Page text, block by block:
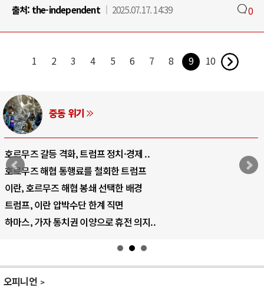
출처: the-independent 2025.07.17. 14:39 0
1 2 3 4 5 6 7 8 9 10
중동 위기
호르무즈 갈등 격화, 트럼프 정치·경제 ..
호르무즈 해협 통행료를 철회한 트럼프
이란, 호르무즈 해협 봉쇄 선택한 배경
트럼프, 이란 압박수단 한계 직면
하마스, 가자 통치권 이양으로 휴전 의지..
오피니언